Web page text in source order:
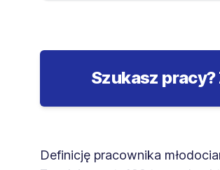
Szukasz pracy?
Definicję pracownika